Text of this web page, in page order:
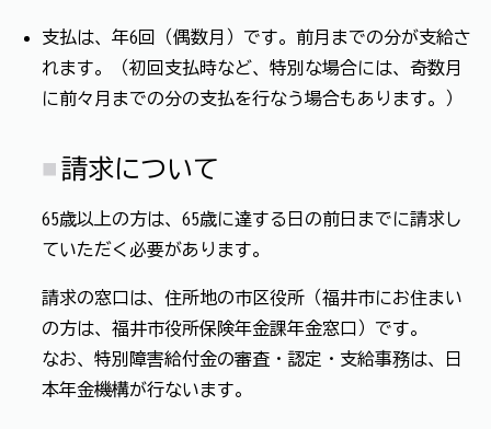
支払は、年6回（偶数月）です。前月までの分が支給さ
れます。（初回支払時など、特別な場合には、奇数月
に前々月までの分の支払を行なう場合もあります。）
請求について
65歳以上の方は、65歳に達する日の前日までに請求し
ていただく必要があります。
請求の窓口は、住所地の市区役所（福井市にお住まい
の方は、福井市役所保険年金課年金窓口）です。
なお、特別障害給付金の審査・認定・支給事務は、日
本年金機構が行ないます。